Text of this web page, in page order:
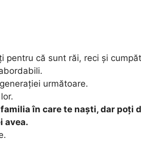
pentru că sunt răi, reci și
următoare.
în care te naști, dar poți
avea.